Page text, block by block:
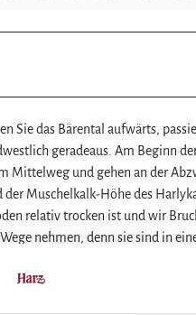
Sie das Bärental aufwärts,
geradeaus. Am Beginn
Mittelweg und gehen an der
Muschelkalk-Höhe des
relativ trocken ist und wir
nehmen, denn sie sind in
bald in den Oberen
Erdfälle zu sehen.